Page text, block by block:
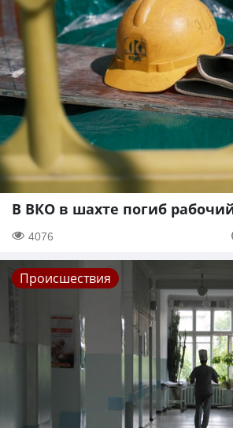
В ВКО в шахте погиб
4076
Происшествия